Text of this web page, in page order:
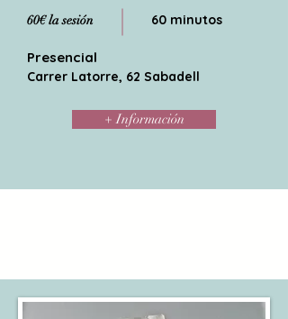
60€ la sesión 60 minutos
Presencial
Carrer Latorre, 62 Sabadell
+ Información